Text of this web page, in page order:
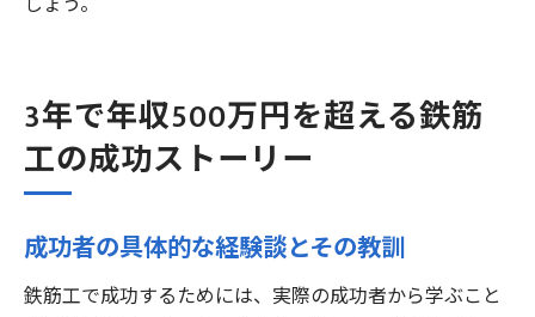
3年で年収500万円を超える鉄筋
工の成功ストーリー
成功者の具体的な経験談とその教訓
鉄筋工で成功するためには、実際の成功者から学ぶこと